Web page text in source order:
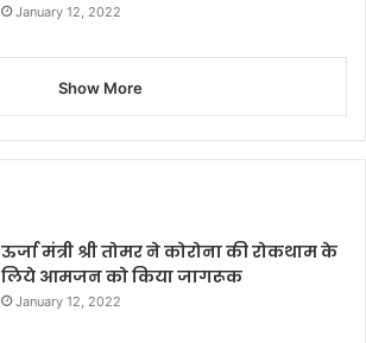
January 12, 2022
Show More
ऊर्जा मंत्री श्री तोमर ने कोरोना की रोकथाम के
लिये आमजन को किया जागरूक
January 12, 2022